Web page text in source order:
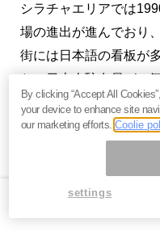
シラチャエリアでは
場の進出が進んでおり、
街には日本語の看板が
た。日本人駐在員が一
のクオリティが高い不
っているのです。
数少ない高クオリティ
By clicking “Accept All
your device to enhance site
our marketing efforts.Coolie
settings